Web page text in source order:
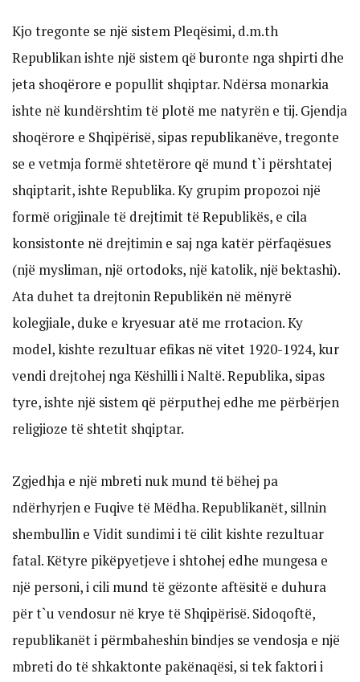
Kjo tregonte se një sistem Pleqësimi, d.m.th
Republikan ishte një sistem që buronte nga shpirti dhe
jeta shoqërore e popullit shqiptar. Ndërsa monarkia
ishte në kundërshtim të plotë me natyrën e tij. Gjendja
shoqërore e Shqipërisë, sipas republikanëve, tregonte
se e vetmja formë shtetërore që mund t`i përshtatej
shqiptarit, ishte Republika. Ky grupim propozoi një
formë origjinale të drejtimit të Republikës, e cila
konsistonte në drejtimin e saj nga katër përfaqësues
(një mysliman, një ortodoks, një katolik, një bektashi).
Ata duhet ta drejtonin Republikën në mënyrë
kolegjiale, duke e kryesuar atë me rrotacion. Ky
model, kishte rezultuar efikas në vitet 1920-1924, kur
vendi drejtohej nga Këshilli i Naltë. Republika, sipas
tyre, ishte një sistem që përputhej edhe me përbërjen
religjioze të shtetit shqiptar.
Zgjedhja e një mbreti nuk mund të bëhej pa
ndërhyrjen e Fuqive të Mëdha. Republikanët, sillnin
shembullin e Vidit sundimi i të cilit kishte rezultuar
fatal. Këtyre pikëpyetjeve i shtohej edhe mungesa e
një personi, i cili mund të gëzonte aftësitë e duhura
për t`u vendosur në krye të Shqipërisë. Sidoqoftë,
republikanët i përmbaheshin bindjes se vendosja e një
mbreti do të shkaktonte pakënaqësi, si tek faktori i